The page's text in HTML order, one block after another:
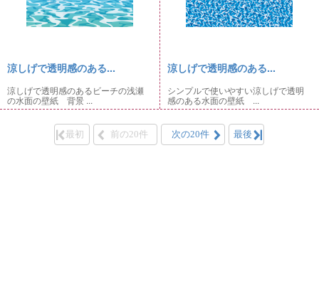
涼しげで透明感のある...
涼しげで透明感のあるビーチの浅瀬
の水面の壁紙 背景 ...
涼しげで透明感のある...
シンプルで使いやすい涼しげで透明
感のある水面の壁紙 ...
最初 前の20件 次の20件 最後